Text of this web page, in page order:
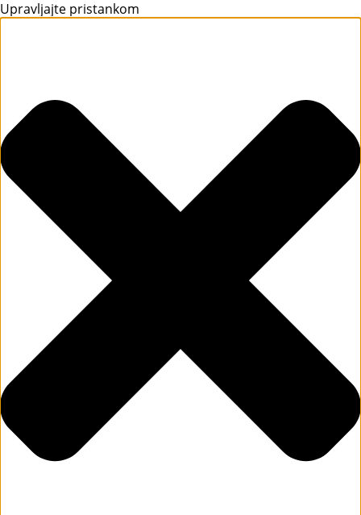
Upravljajte pristankom